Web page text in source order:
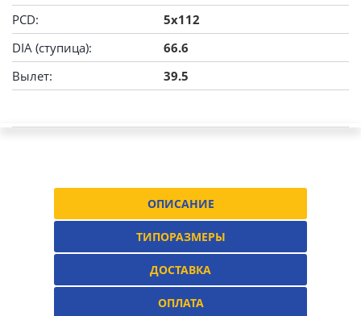
PCD:
5x112
DIA (ступица):
66.6
Вылет:
39.5
ОПИСАНИЕ
ТИПОРАЗМЕРЫ
ДОСТАВКА
ОПЛАТА